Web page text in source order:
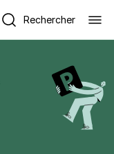
Rechercher